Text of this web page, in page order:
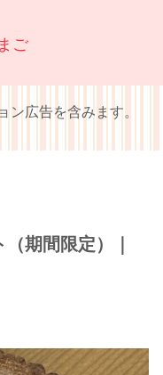
ご
ン広告を含みます。
期間限定）｜